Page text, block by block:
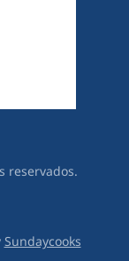
reservados.
Sundaycooks